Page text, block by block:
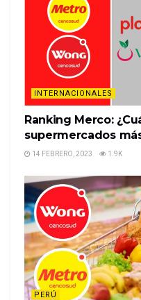
But, as with most
Halloween spending
the broader economy.
The National Retail
survey of US…
READ MORE
INTERNACIONALES
Ranking Merco:
supermercados
14 FEBRERO, 2023 1.9K
PERÚ